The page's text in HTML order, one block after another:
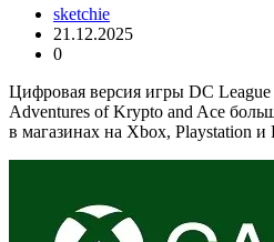
sketchie
21.12.2025
0
Цифровая версия игры DC League
Adventures of Krypto and Ace
в магазинах на Xbox, Playstation